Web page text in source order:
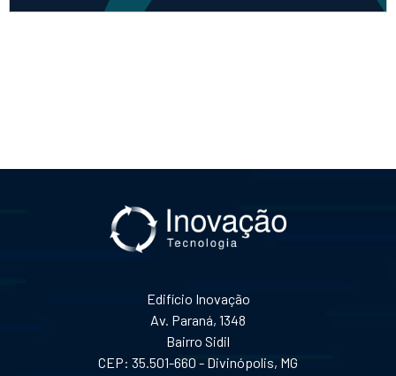
Edifício Inovação
Av. Paraná, 1348
Bairro Sidil
CEP: 35.501-660 - Divinópolis, MG